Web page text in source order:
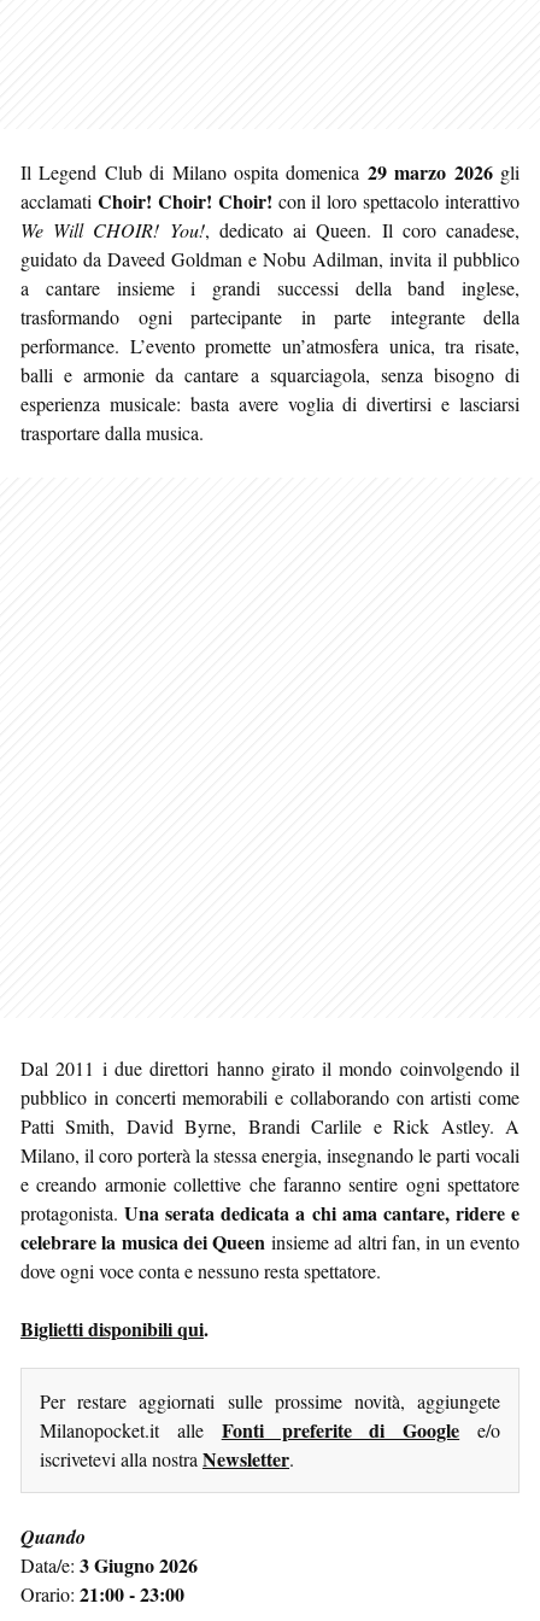
Il Legend Club di Milano ospita domenica 29 marzo 2026gli
acclamati Choir! Choir! Choir! con il loro spettacolo interattivo
We Will CHOIR! You!, dedicato ai Queen. Il coro canadese,
guidato da Daveed Goldman e Nobu Adilman, invita il pubblico
a cantare insieme i grandi successi della band inglese,
trasformando ogni partecipante in parte integrante della
performance. L’evento promette un’atmosfera unica, tra risate,
balli e armonie da cantare a squarciagola, senza bisogno di
esperienza musicale: basta avere voglia di divertirsi e lasciarsi
trasportare dalla musica.
Dal 2011 i due direttori hanno girato il mondo coinvolgendo il
pubblico in concerti memorabili e collaborando con artisti come
Patti Smith, David Byrne, Brandi Carlile e Rick Astley. A
Milano, il coro porterà la stessa energia, insegnando le parti vocali
e creando armonie collettive che faranno sentire ogni spettatore
protagonista.Una serata dedicata a chi ama cantare, ridere e
celebrare la musica dei Queen insieme ad altri fan, in un evento
dove ogni voce conta e nessuno resta spettatore.
Biglietti disponibili qui.
Per restare aggiornati sulle prossime novità, aggiungete
Milanopocket.it alle Fonti preferite di Google e/o
iscrivetevi alla nostra Newsletter.
Quando
Data/e: 3 Giugno 2026
Orario: 21:00 - 23:00